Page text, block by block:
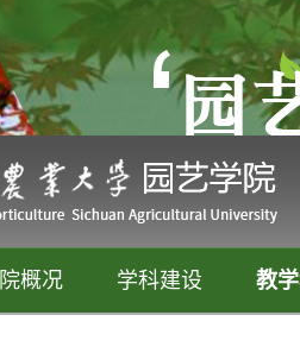
概况 学科建设 教